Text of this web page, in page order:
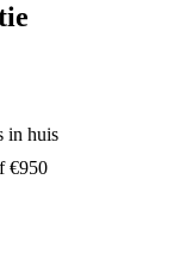
in huis
€950